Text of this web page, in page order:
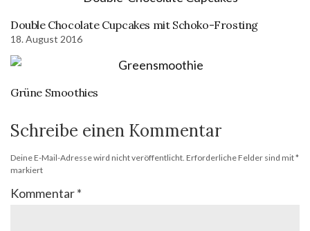
Double Chocolate Cupcakes mit Schoko-Frosting
18. August 2016
Grüne Smoothies
Schreibe einen Kommentar
Deine E-Mail-Adresse wird nicht veröffentlicht. Erforderliche Felder sind mit*
markiert
Kommentar*